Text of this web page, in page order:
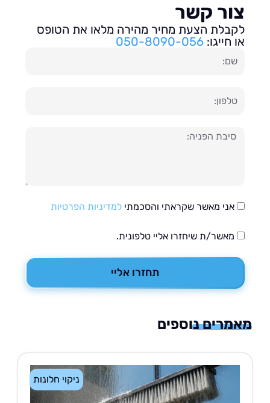
קשר
הצעת מחיר מהירה מלאו את הטופס
חייגו:050-8090-056
אני מאשר שקראתי והסכמתילמדיניות הפרטיות
מאשר/ת שיחזרו אליי טלפונית.
תחזרו אליי
נוספים
ניקוי חלונות